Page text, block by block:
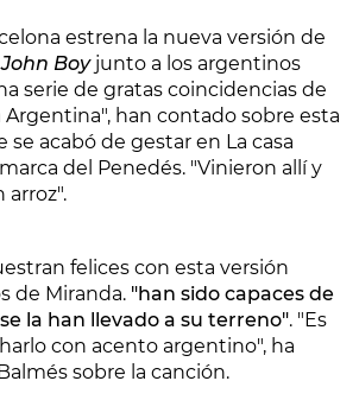
estrena la nueva versión de
Boyjunto a los argentinos
serie de gratas coincidencias de
Argentina", han contado sobre esta
se acabó de gestar en La casa
del Penedés. "Vinieron allí y
arroz".
felices con esta versión
de Miranda. "han sido capaces de
la han llevado a su terreno". "Es
con acento argentino", ha
sobre la canción.